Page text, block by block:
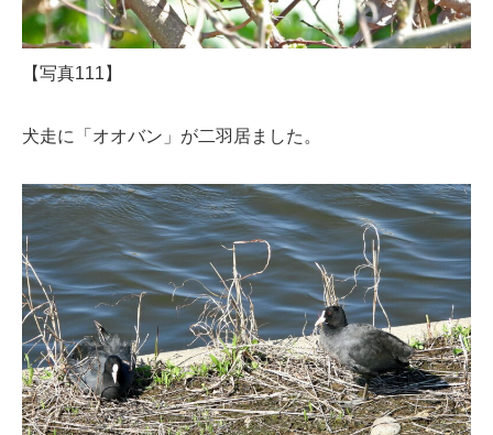
【写真111】
犬走に「オオバン」が二羽居ました。